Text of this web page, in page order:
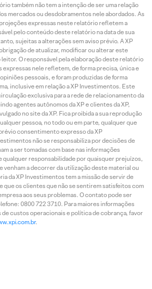
também não tem a intenção de ser uma relação
mercados ou desdobramentos nele abordados. As
expressas neste relatório refletem a
pelo conteúdo deste relatório na data de sua
sujeitas a alterações sem aviso prévio. A XP
de atualizar, modificar ou alterar este
O responsável pela elaboração deste relatório
nele refletem, de forma precisa, única e
pessoais, e foram produzidas de forma
inclusive em relação a XP Investimentos. Este
exclusiva para a rede de relacionamento da
agentes autônomos da XP e clientes da XP,
no site da XP. Fica proibida a sua reprodução
pessoa, no todo ou em parte, qualquer que
consentimento expresso da XP
não se responsabiliza por decisões de
a ser tomadas com base nas informações
qualquer responsabilidade por quaisquer prejuízos,
a decorrer da utilização deste material ou
da XP Investimentos tem a missão de servir de
que os clientes que não se sentirem satisfeitos com
aos seus problemas. O contato pode ser
0800 722 3710. Para maiores informações
custos operacionais e política de cobrança, favor
.